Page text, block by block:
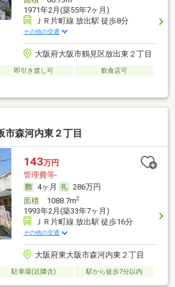
1971年2月(築55年7ヶ月)
ＪＲ片町線 放出駅 徒歩8分
その他の交通
大阪府大阪市鶴見区放出東２丁目
即引き渡し可
飲食店可
市森河内東２丁目
143万円
管理費等-
4ヶ月
286万円
面積1088.7m2
1993年2月(築33年7ヶ月)
ＪＲ片町線 放出駅 徒歩16分
その他の交通
大阪府東大阪市森河内東２丁目
駐車場(近隣含) 駅から徒歩7分以内